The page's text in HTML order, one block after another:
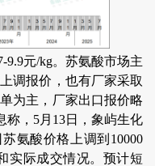
9.9元/kg。苏氨酸市场主
调报价，也有厂家采取
为主，厂家出口报价略
称，5月13日，象屿生化
氨酸价格上调到10000
实际成交情况。预计短